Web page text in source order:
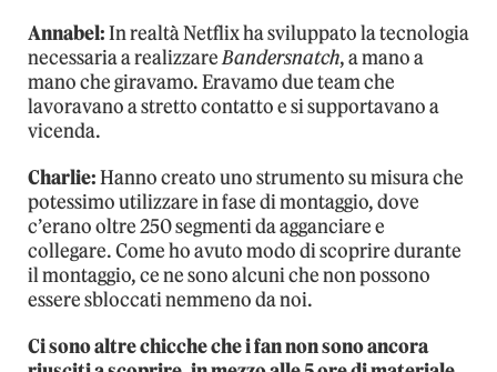
Annabel:In realtà Netflix ha sviluppato la tecnologia
necessaria a realizzareBandersnatch, a mano a
mano che giravamo. Eravamo due team che
lavoravano a stretto contatto e si supportavano a
vicenda.
Charlie:Hanno creato uno strumento su misura che
potessimo utilizzare in fase di montaggio, dove
c’erano oltre 250 segmenti da agganciare e
collegare. Come ho avuto modo di scoprire durante
il montaggio, ce ne sono alcuni che non possono
essere sbloccati nemmeno da noi.
Ci sono altre chicche che i fan non sono ancora